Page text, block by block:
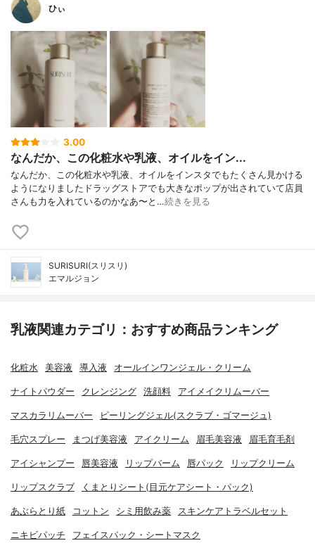
ひぃ
3.00
なんだか、この化粧水や乳液、オイルをイン...
なんだか、この化粧水や乳液、オイルをインスタでもたくさん見かける
ようになりましたドラッグストアでも大きなポップが出されていて店員
さんも力を入れているのかなあ〜と…続きを見る
SURISURI(スリスリ)
エマルジョン
乳液関連カテゴリ：おすすめ商品ランキング
化粧水 美容液 導入液 オールインワンジェル・クリーム
ナイトパウダー クレンジング 洗顔料 アイメイクリムーバー
マスカラリムーバー ピーリングジェル(スクラブ・ゴマージュ)
毛穴スプレー まつげ美容液 アイクリーム 眉毛美容液 眉毛育毛剤
アイシャンプー 唇美容液 リップバーム 唇パック リップクリーム
リップスクラブ くまとりシート(目元ケアシート・パック)
あぶらとり紙 コットン シミ用飲み薬 スキンケアトラベルセット
ニキビパッチ フェイスパック・シートマスク